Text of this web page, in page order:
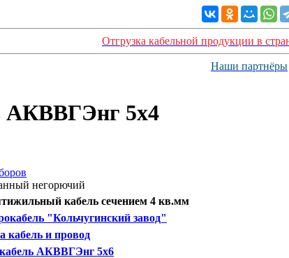
Отгрузка кабельной продукции в
Наши партнёры
AКВВГЭнг 5х4
негорючий
кабель сечением 4 кв.мм
"Кольчугинский завод"
кабель и провод
АКВВГЭнг 5х6